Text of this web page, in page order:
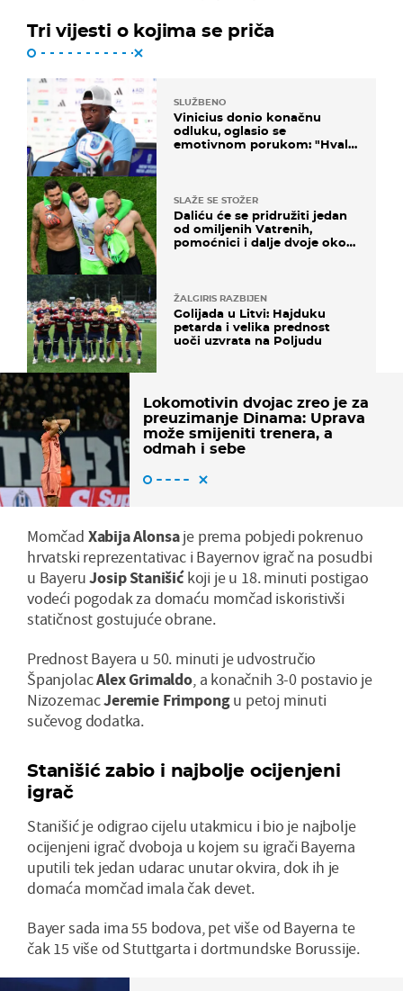
Tri vijesti o kojima se priča
SLUŽBENO
Vinicius donio konačnu
odluku, oglasio se
emotivnom porukom: "Hvala
SLAŽE SE STOŽER
Daliću će se pridružiti jedan
od omiljenih Vatrenih,
pomoćnici i dalje dvoje oko
ŽALGIRIS RAZBIJEN
Golijada u Litvi: Hajduku
petarda i velika prednost
uoči uzvrata na Poljudu
Lokomotivin dvojac zreo je za
preuzimanje Dinama: Uprava
može smijeniti trenera, a
odmah i sebe
Momčad Xabija Alonsaje prema pobjedi pokrenuo
hrvatski reprezentativac i Bayernov igrač na posudbi
u BayeruJosip Stanišićkoji je u 18. minuti postigao
vodeći pogodak za domaću momčad iskoristivši
statičnost gostujuće obrane.
Prednost Bayera u 50. minuti je udvostručio
ŠpanjolacAlex Grimaldo, a konačnih 3-0 postavio je
NizozemacJeremie Frimpongu petoj minuti
sučevog dodatka.
Stanišić zabio i najbolje ocijenjeni
igrač
Stanišić je odigrao cijelu utakmicu i bio je najbolje
ocijenjeni igrač dvoboja u kojem su igrači Bayerna
uputili tek jedan udarac unutar okvira, dok ih je
domaća momčad imala čak devet.
Bayer sada ima 55 bodova, pet više od Bayerna te
čak 15 više od Stuttgarta i dortmundske Borussije.